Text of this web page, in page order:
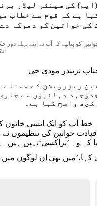
کی سینئر لیڈر
ہے کہ قوم سے خطاب
کی خواتین کو دھوکہ
ریزرویشن کے
دہائیوں سے
خط آپ کو ایک ایسی
خواتین کی تنظیموں نے
کہ وہ ’پراکسی‘نہیں